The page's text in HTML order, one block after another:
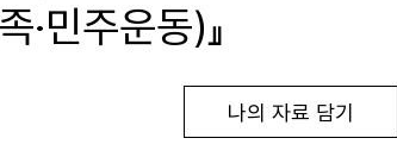
민주운동)』
나의 자료 담기